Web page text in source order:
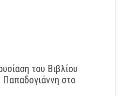
του Βιβλίου
Παπαδογιάννη στο